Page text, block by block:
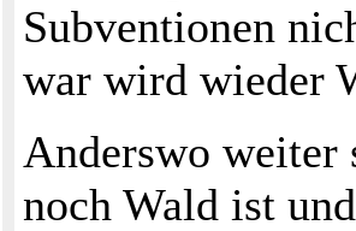
Subventionen
war wird wieder
Anderswo weiter
noch Wald ist